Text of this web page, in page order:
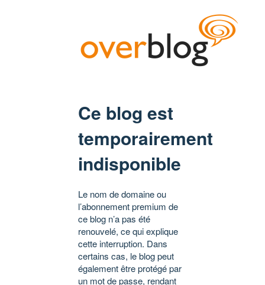
Ce blog est
temporairement
indisponible
Le nom de domaine ou
l’abonnement premium de
ce blog n’a pas été
renouvelé, ce qui explique
cette interruption. Dans
certains cas, le blog peut
également être protégé par
un mot de passe, rendant